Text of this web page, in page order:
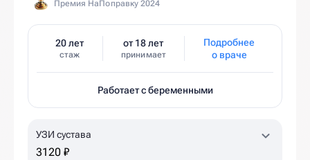
Премия НаПоправку 2024
20 лет
стаж
от 18 лет
принимает
Подробнее
о враче
Работает с беременными
УЗИ сустава
3120 ₽